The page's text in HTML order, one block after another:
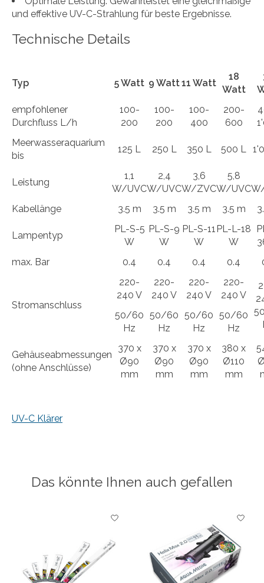
und effektive UV-C-Strahlung für beste Ergebnisse.
Technische Details
Typ 5 Watt 9 Watt11 Watt
18
Watt
empfohlener
Durchfluss L/h
100-
200
100-
200
100-
400
200-
600
Meerwasseraquarium
bis
125 L 250 L 350 L 500 L
Leistung
1,1
W/UVC
2,4
W/UVC
3,6
W/ZVC
5,8
W/UVC
Kabellänge
3.5 m 3.5 m 3.5 m 3.5 m
Lampentyp
PL-S-5
W
PL-S-9
W
PL-S-11
W
PL-L-18
W
max. Bar
0.4 0.4 0.4 0.4
Stromanschluss
220-
240 V
50/60
Hz
220-
240 V
50/60
Hz
220-
240 V
50/60
Hz
220-
240 V
50/60
Hz
Gehäuseabmessungen
(ohne Anschlüsse)
370 x
Ø90
mm
370 x
Ø90
mm
370 x
Ø90
mm
380 x
Ø110
mm
UV-C Klärer
Das könnte Ihnen auch gefallen
Produkt-Karussell-Artikel